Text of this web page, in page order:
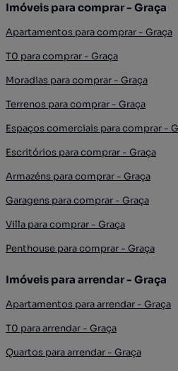
Imóveis para comprar - Graça
Apartamentos para comprar - Graça
T0 para comprar - Graça
Moradias para comprar - Graça
Terrenos para comprar - Graça
Espaços comerciais para comprar -
Escritórios para comprar - Graça
Armazéns para comprar - Graça
Garagens para comprar - Graça
Villa para comprar - Graça
Penthouse para comprar - Graça
Imóveis para arrendar - Graça
Apartamentos para arrendar - Graça
T0 para arrendar - Graça
Quartos para arrendar - Graça